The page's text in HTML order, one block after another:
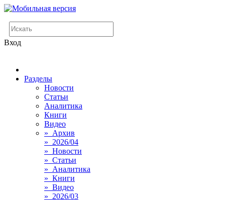
Вход
Разделы
Новости
Статьи
Аналитика
Книги
Видео
» Архив
» 2026/04
» Новости
» Статьи
» Аналитика
» Книги
» Видео
» 2026/03